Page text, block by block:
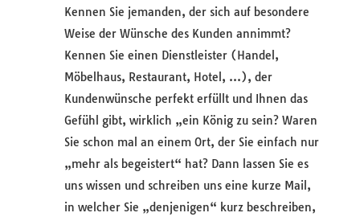
Kennen Sie jemanden, der sich auf besondere
Weise der Wünsche des Kunden annimmt?
Kennen Sie einen Dienstleister (Handel,
Möbelhaus, Restaurant, Hotel, …), der
Kundenwünsche perfekt erfüllt und Ihnen das
Gefühl gibt, wirklich „ein König zu sein? Waren
Sie schon mal an einem Ort, der Sie einfach nur
„mehr als begeistert“ hat? Dann lassen Sie es
uns wissen und schreiben uns eine kurze Mail,
in welcher Sie „denjenigen“ kurz beschreiben,